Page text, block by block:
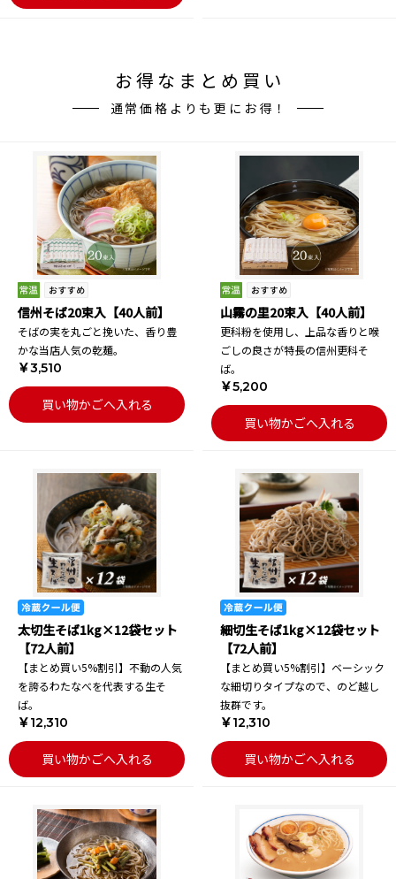
お得なまとめ買い
通常価格よりも更にお得！
信州そば20束入【40人前】
そばの実を丸ごと挽いた、香り豊
かな当店人気の乾麺。
￥3,510
買い物かごへ入れる
山霧の里20束入【40人前】
更科粉を使用し、上品な香りと喉
ごしの良さが特長の信州更科そ
ば。
￥5,200
買い物かごへ入れる
太切生そば1kg×12袋セット
【72人前】
【まとめ買い5%割引】不動の人気
を誇るわたなべを代表する生そ
ば。
￥12,310
買い物かごへ入れる
細切生そば1kg×12袋セット
【72人前】
【まとめ買い5%割引】ベーシック
な細切りタイプなので、のど越し
抜群です。
￥12,310
買い物かごへ入れる